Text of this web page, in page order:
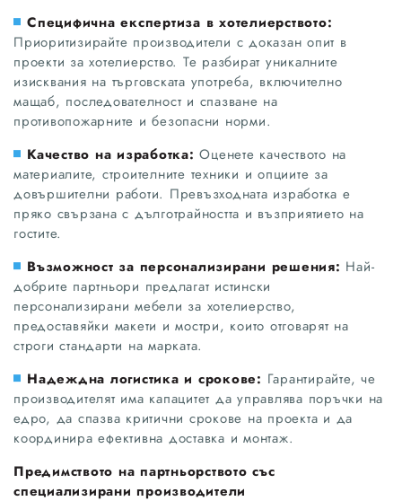
Специфична експертиза в хотелиерството:
Приоритизирайте производители с доказан опит в
проекти за хотелиерство. Те разбират уникалните
изисквания на търговската употреба, включително
мащаб, последователност и спазване на
противопожарните и безопасни норми.
Качество на изработка: Оценете качеството на
материалите, строителните техники и опциите за
довършителни работи. Превъзходната изработка е
пряко свързана с дълготрайността и възприятието на
гостите.
Възможност за персонализирани решения: Най-
добрите партньори предлагат истински
персонализирани мебели за хотелиерство,
предоставяйки макети и мостри, които отговарят на
строги стандарти на марката.
Надеждна логистика и срокове: Гарантирайте, че
производителят има капацитет да управлява поръчки на
едро, да спазва критични срокове на проекта и да
координира ефективна доставка и монтаж.
Предимството на партньорството със
специализирани производители